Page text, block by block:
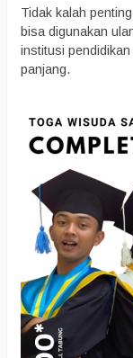
Tidak kalah
bisa digunakan
institusi
panjang.